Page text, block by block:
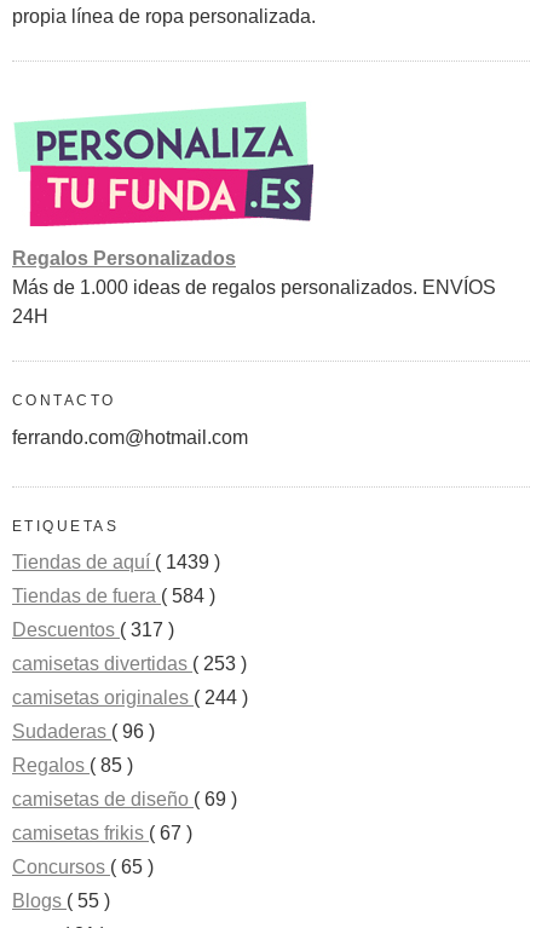
propia línea de ropa personalizada.
Regalos Personalizados
Más de 1.000 ideas de regalos personalizados. ENVÍOS
24H
CONTACTO
ferrando.com@hotmail.com
ETIQUETAS
Tiendas de aquí ( 1439 )
Tiendas de fuera ( 584 )
Descuentos ( 317 )
camisetas divertidas ( 253 )
camisetas originales ( 244 )
Sudaderas ( 96 )
Regalos ( 85 )
camisetas de diseño ( 69 )
camisetas frikis ( 67 )
Concursos ( 65 )
Blogs ( 55 )